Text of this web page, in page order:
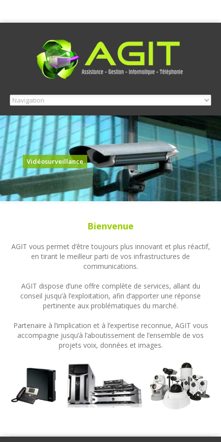
Vidéosurveillance
Bienvenue
AGIT vous permet d’être toujours plus innovant et plus réactif,
en tirant le meilleur parti de vos infrastructures de
communications.
AGIT dispose d’une offre complète de services, allant du
conseil jusqu’à l’exploitation, afin d’apporter une réponse
pertinente aux problématiques du marché.
Partenaire à l’implication et à l’expertise reconnue, AGIT vous
accompagne jusqu’à l’aboutissement de l’ensemble de vos
projets voix, données et images.